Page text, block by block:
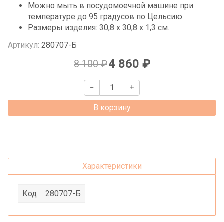
Можно мыть в посудомоечной машине при
температуре до 95 градусов по Цельсию.
Размеры изделия: 30,8 x 30,8 x 1,3 см.
Артикул: 280707-Б
8 100 ₽4 860 ₽
В корзину
Характеристики
Код 280707-Б